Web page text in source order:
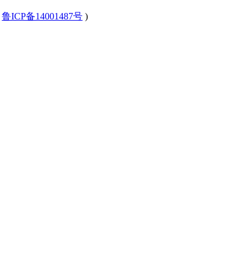
鲁ICP备14001487号 )